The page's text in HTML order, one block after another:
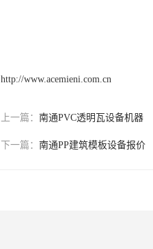
http://www.acemieni.com.cn
上一篇： 南通PVC透明瓦设备机器
下一篇： 南通PP建筑模板设备报价